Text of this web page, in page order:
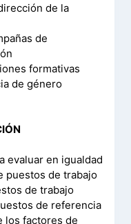
de la
de
formativas
de género
en igualdad
puestos de trabajo
de trabajo
de referencia
factores de